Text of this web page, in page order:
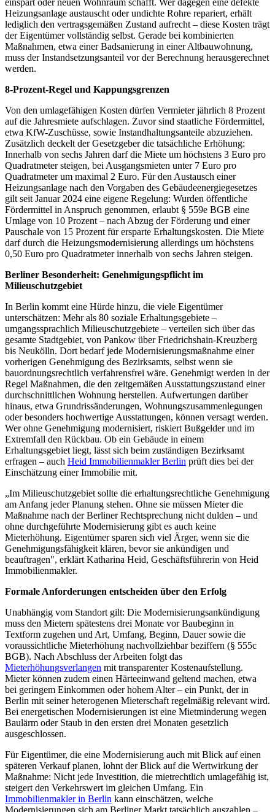
einspart oder neuen Wohnraum schafft. Wer dagegen eine defekte
Heizungsanlage austauscht oder undichte Rohre repariert, erhält
lediglich den vertragsgemäßen Zustand aufrecht – diese Kosten trägt
der Eigentümer vollständig selbst. Gerade bei kombinierten
Maßnahmen, etwa einer Badsanierung in einer Altbauwohnung,
muss der Instandsetzungsanteil vor der Berechnung herausgerechnet
werden.
8-Prozent-Regel und Kappungsgrenzen
Von den umlagefähigen Kosten dürfen Vermieter jährlich 8 Prozent
auf die Jahresmiete aufschlagen. Zuvor sind staatliche Fördermittel,
etwa KfW-Zuschüsse, sowie Instandhaltungsanteile abzuziehen.
Zusätzlich deckelt der Gesetzgeber die tatsächliche Erhöhung:
Innerhalb von sechs Jahren darf die Miete um höchstens 3 Euro pro
Quadratmeter steigen, bei Ausgangsmieten unter 7 Euro pro
Quadratmeter um maximal 2 Euro. Für den Austausch einer
Heizungsanlage nach den Vorgaben des Gebäudeenergiegesetzes
gilt seit Januar 2024 eine eigene Regelung: Wurden öffentliche
Fördermittel in Anspruch genommen, erlaubt § 559e BGB eine
Umlage von 10 Prozent – nach Abzug der Förderung und einer
Pauschale von 15 Prozent für ersparte Erhaltungskosten. Die Miete
darf durch die Heizungsmodernisierung allerdings um höchstens
0,50 Euro pro Quadratmeter innerhalb von sechs Jahren steigen.
Berliner Besonderheit: Genehmigungspflicht im
Milieuschutzgebiet
In Berlin kommt eine Hürde hinzu, die viele Eigentümer
unterschätzen: Mehr als 80 soziale Erhaltungsgebiete –
umgangssprachlich Milieuschutzgebiete – verteilen sich über das
gesamte Stadtgebiet, von Pankow über Friedrichshain-Kreuzberg
bis Neukölln. Dort bedarf jede Modernisierungsmaßnahme einer
vorherigen Genehmigung des Bezirksamts, selbst wenn sie
bauordnungsrechtlich verfahrensfrei wäre. Genehmigt werden in der
Regel Maßnahmen, die den zeitgemäßen Ausstattungszustand einer
durchschnittlichen Wohnung herstellen. Aufwertungen darüber
hinaus, etwa Grundrissänderungen, Wohnungszusammenlegungen
oder besonders hochwertige Ausstattungen, können versagt werden.
Wer ohne Genehmigung modernisiert, riskiert Bußgelder und im
Extremfall den Rückbau. Ob ein Gebäude in einem
Erhaltungsgebiet liegt, lässt sich beim zuständigen Bezirksamt
erfragen – auch Heid Immobilienmakler Berlin prüft dies bei der
Einschätzung einer Immobilie mit.
„Im Milieuschutzgebiet sollte die erhaltungsrechtliche Genehmigung
am Anfang jeder Planung stehen. Ohne sie müssen Mieter die
Maßnahme nach der Berliner Rechtsprechung nicht dulden – und
ohne durchgeführte Modernisierung gibt es auch keine
Mieterhöhung. Eigentümer sparen sich viel Ärger, wenn sie die
Genehmigungsfähigkeit klären, bevor sie ankündigen und
beauftragen", erklärt Katharina Heid, Geschäftsführerin von Heid
Immobilienmakler.
Formale Anforderungen entscheiden über den Erfolg
Unabhängig vom Standort gilt: Die Modernisierungsankündigung
muss den Mietern spätestens drei Monate vor Baubeginn in
Textform zugehen und Art, Umfang, Beginn, Dauer sowie die
voraussichtliche Mieterhöhung nachvollziehbar beziffern (§ 555c
BGB). Nach Abschluss der Arbeiten folgt das
Mieterhöhungsverlangen mit transparenter Kostenaufstellung.
Mieter können zudem einen Härteeinwand geltend machen, etwa
bei geringem Einkommen oder hohem Alter – ein Punkt, der in
Berlin mit seiner heterogenen Mieterschaft regelmäßig relevant wird.
Bei energetischen Modernisierungen ist eine Mietminderung wegen
Baulärm oder Staub in den ersten drei Monaten gesetzlich
ausgeschlossen.
Für Eigentümer, die eine Modernisierung auch mit Blick auf einen
späteren Verkauf planen, lohnt der Blick auf die Wertwirkung der
Maßnahme: Nicht jede Investition, die mietrechtlich umlagefähig ist,
steigert den Verkehrswert im gleichen Umfang. Ein
Immobilienmakler in Berlin kann einschätzen, welche